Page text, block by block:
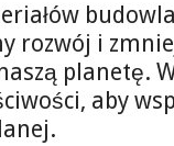
rozwój i
planetę.
aby